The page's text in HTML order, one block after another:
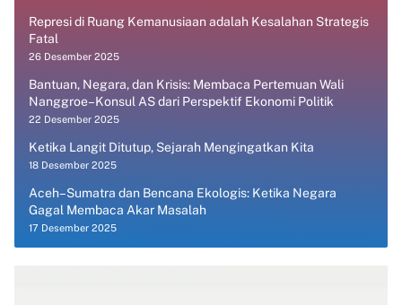
Represi di Ruang Kemanusiaan adalah Kesalahan Strategis
Fatal
26 Desember 2025
Bantuan, Negara, dan Krisis: Membaca Pertemuan Wali
Nanggroe–Konsul AS dari Perspektif Ekonomi Politik
22 Desember 2025
Ketika Langit Ditutup, Sejarah Mengingatkan Kita
18 Desember 2025
Aceh–Sumatra dan Bencana Ekologis: Ketika Negara
Gagal Membaca Akar Masalah
17 Desember 2025